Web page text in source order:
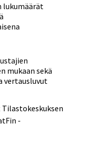
lukumäärät
mukaan sekä
vertausluvut
-